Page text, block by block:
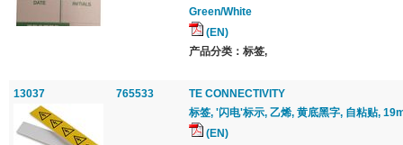
Green/White
(EN)
产品分类：标签,
13037 765533
TE CONNECTIVITY
标签, '闪电'标示, 乙烯, 黄底黑字, 自粘贴,
(EN)